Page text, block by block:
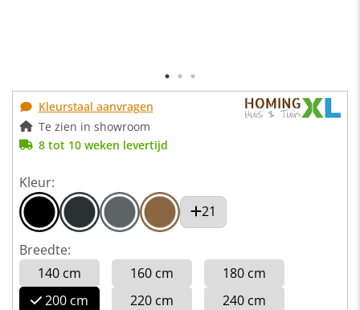
Kleurstaal aanvragen
Te zien in showroom
8 tot 10 weken levertijd
Kleur:
21
Breedte:
140 cm
160 cm
180 cm
200 cm
220 cm 240 cm